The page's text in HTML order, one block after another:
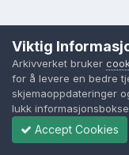
Viktig
Arkivverket bruker
for å levere en bedre
skjemaoppdateringer
lukk
Accept Cookies